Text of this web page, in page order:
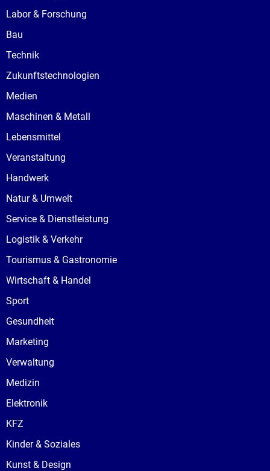
Labor & Forschung
Bau
Technik
Zukunftstechnologien
Medien
Maschinen & Metall
Lebensmittel
Veranstaltung
Handwerk
Natur & Umwelt
Service & Dienstleistung
Logistik & Verkehr
Tourismus & Gastronomie
Wirtschaft & Handel
Sport
Gesundheit
Marketing
Verwaltung
Medizin
Elektronik
KFZ
Kinder & Soziales
Kunst & Design